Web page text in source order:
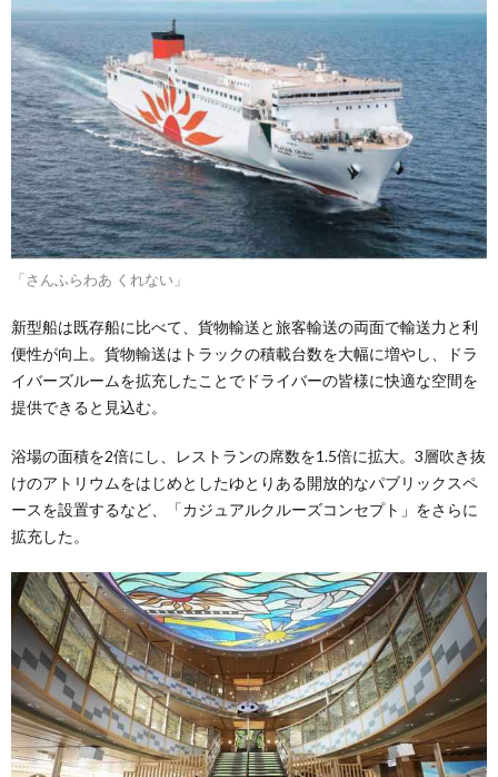
「さんふらわあ くれない」
新型船は既存船に比べて、貨物輸送と旅客輸送の両面で輸送力と利
便性が向上。貨物輸送はトラックの積載台数を大幅に増やし、ドラ
イバーズルームを拡充したことでドライバーの皆様に快適な空間を
提供できると見込む。
浴場の面積を2倍にし、レストランの席数を1.5倍に拡大。3層吹き抜
けのアトリウムをはじめとしたゆとりある開放的なパブリックスペ
ースを設置するなど、「カジュアルクルーズコンセプト」をさらに
拡充した。